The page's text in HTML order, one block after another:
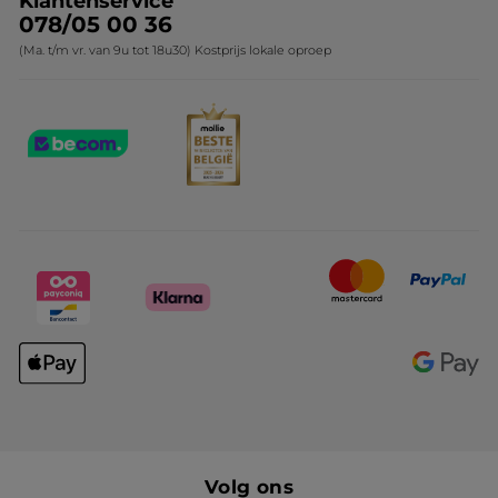
078/05 00 36
(Ma. t/m vr. van 9u tot 18u30) Kostprijs lokale oproep
Volg ons